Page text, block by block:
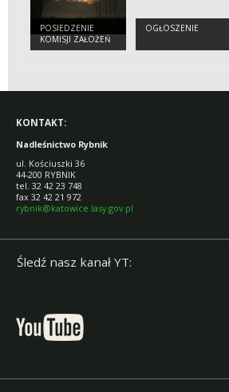
POSIEDZENIE
KOMISJI ZAŁOŻEŃ
PLANU
OGŁOSZENIE
KONTAKT:
Nadleśnictwo Rybnik
ul. Kościuszki 36
44-200 RYBNIK
tel. 32 42 23 748
fax 32 42 21 972
rybnik@katowice.lasy.gov.pl
Śledź nasz kanał YT: